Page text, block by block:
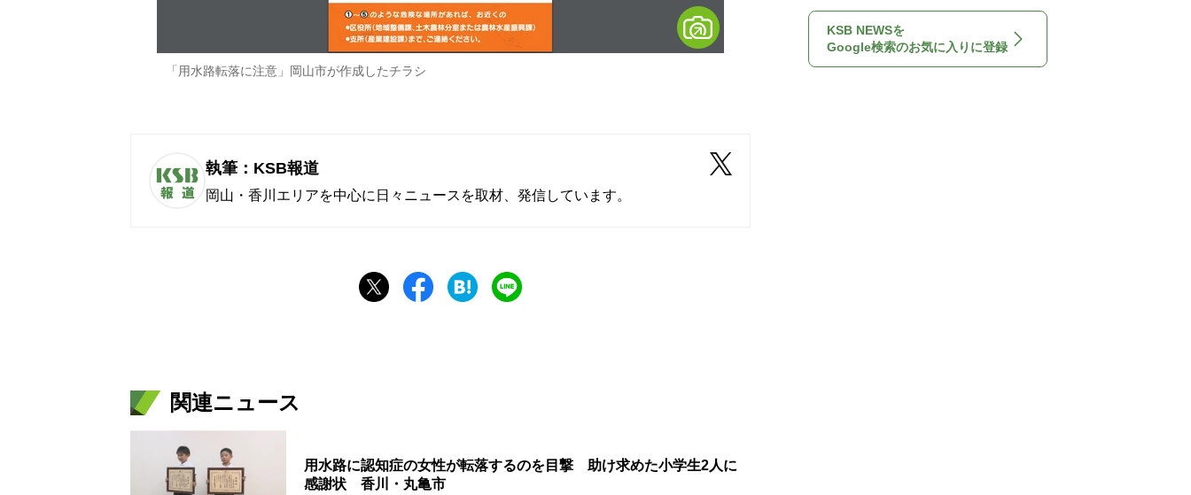
「用水路転落に注意」岡山市が作成したチラシ
執筆：KSB報道
岡山・香川エリアを中心に日々ニュースを取材、発信しています。
関連ニュース
用水路に認知症の女性が転落するのを目撃 助け求めた小学生2人に
感謝状 香川・丸亀市
KSB NEWSを
Google検索のお気に入りに登録